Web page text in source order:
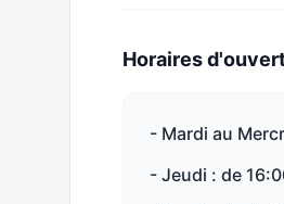
Horaires
- Mardi au
- Jeudi : de